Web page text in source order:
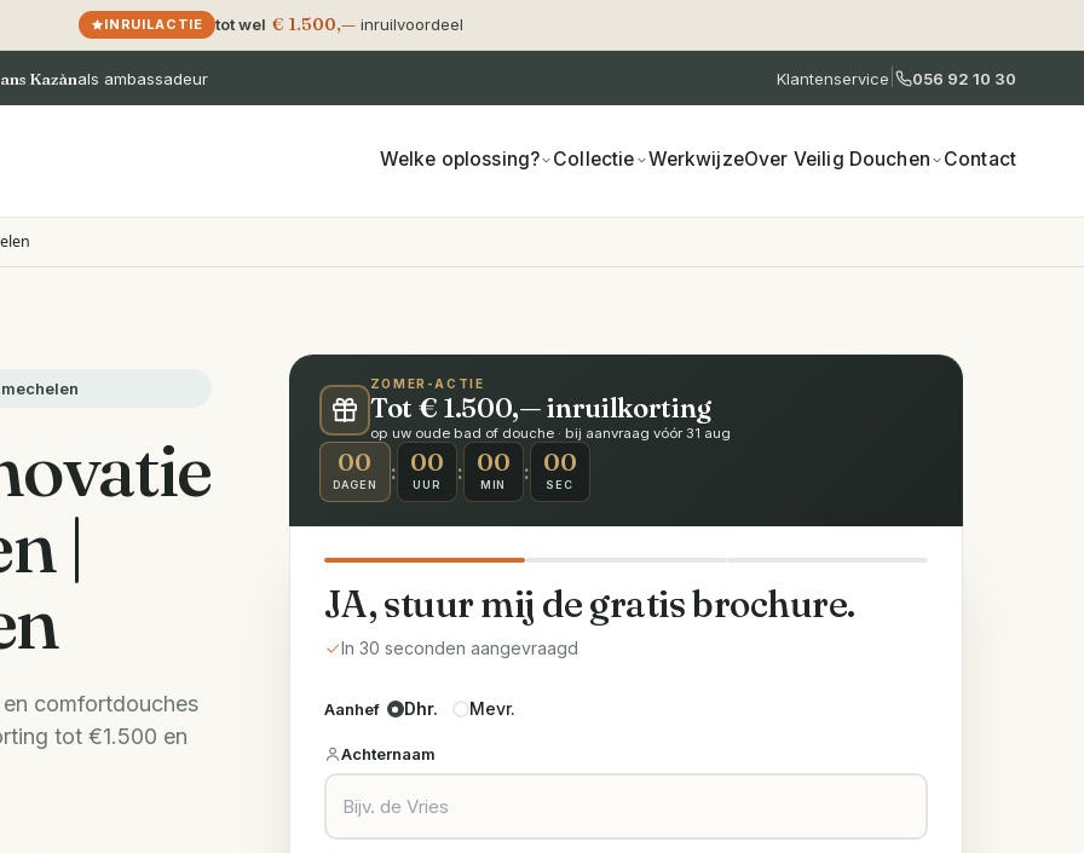
INRUILACTIE tot wel € 1.500,— inruilvoordeel
Kazànals ambassadeur Klantenservice 056 92 10 30
Welke oplossing? Collectie WerkwijzeOver Veilig Douchen Contact
|
comfortdouches
tot €1.500 en
ZOMER-ACTIE
Tot € 1.500,— inruilkorting
op uw oude bad of douche · bij aanvraag vóór 31 aug
00
DAGEN
: 00
UUR
: 00
MIN
: 00
SEC
JA, stuur mij de gratis brochure.
In 30 seconden aangevraagd
Aanhef Dhr. Mevr.
Achternaam